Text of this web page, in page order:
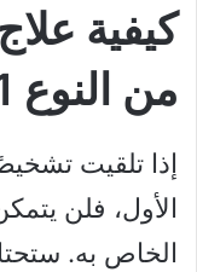
كيفية
من النوع 1؟
إذا تلقيت
الأول، فلن
الخاص به.